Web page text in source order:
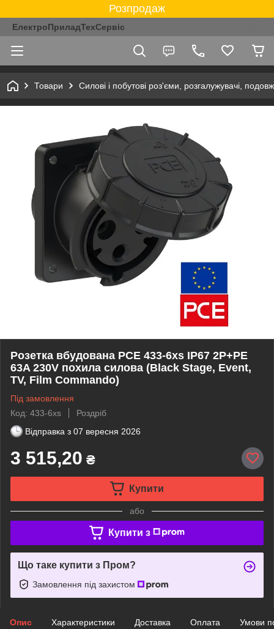
Розпродаж
ЕлектроПриладТехСервіс
Товари Силові і побутові роз'єми, розгалужувачі,
Розетка вбудована PCE 433-6xs IP67 2P+PE
63A 230V похила силова (Black Stage, Event,
TV, Film Commando)
Під замовлення
Код: 433-6xs
Роздріб
Відправка з 07 вересня 2026
3 515,20 ₴
Купити
або
Купити з
Що таке купити з Пром?
Замовлення під захистом
Опис Характеристики Доставка Оплата Умови